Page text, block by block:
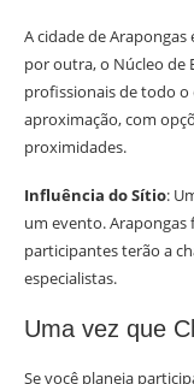
A cidade de
por outra, o Núcleo de
profissionais de todo o
aproximação, com
proximidades.
Influência do Sítio:
um evento. Arapongas
participantes terão a
especialistas.
Uma vez que
Se você planeja